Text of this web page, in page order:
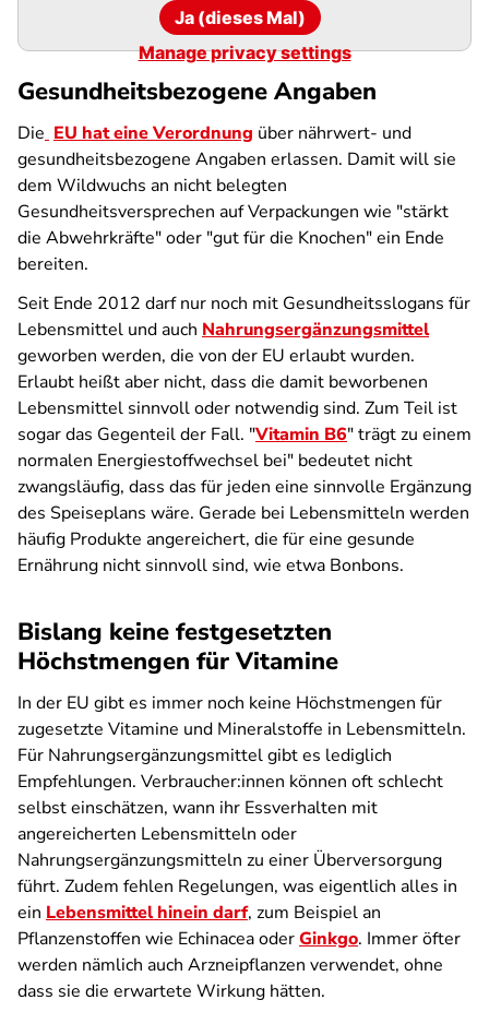
Ja (dieses Mal)
Manage privacy settings
Gesundheitsbezogene Angaben
Die EU hat eine Verordnung über nährwert- und
gesundheitsbezogene Angaben erlassen. Damit will sie
dem Wildwuchs an nicht belegten
Gesundheitsversprechen auf Verpackungen wie "stärkt
die Abwehrkräfte" oder "gut für die Knochen" ein Ende
bereiten.
Seit Ende 2012 darf nur noch mit Gesundheitsslogans für
Lebensmittel und auch Nahrungsergänzungsmittel
geworben werden, die von der EU erlaubt wurden.
Erlaubt heißt aber nicht, dass die damit beworbenen
Lebensmittel sinnvoll oder notwendig sind. Zum Teil ist
sogar das Gegenteil der Fall. "Vitamin B6" trägt zu einem
normalen Energiestoffwechsel bei" bedeutet nicht
zwangsläufig, dass das für jeden eine sinnvolle Ergänzung
des Speiseplans wäre. Gerade bei Lebensmitteln werden
häufig Produkte angereichert, die für eine gesunde
Ernährung nicht sinnvoll sind, wie etwa Bonbons.
Bislang keine festgesetzten
Höchstmengen für Vitamine
In der EU gibt es immer noch keine Höchstmengen für
zugesetzte Vitamine und Mineralstoffe in Lebensmitteln.
Für Nahrungsergänzungsmittel gibt es lediglich
Empfehlungen. Verbraucher:innen können oft schlecht
selbst einschätzen, wann ihr Essverhalten mit
angereicherten Lebensmitteln oder
Nahrungsergänzungsmitteln zu einer Überversorgung
führt. Zudem fehlen Regelungen, was eigentlich alles in
ein Lebensmittel hinein darf, zum Beispiel an
Pflanzenstoffen wie Echinacea oderGinkgo. Immer öfter
werden nämlich auch Arzneipflanzen verwendet, ohne
dass sie die erwartete Wirkung hätten.